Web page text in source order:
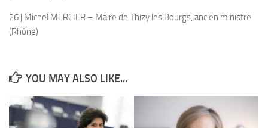
26 | Michel MERCIER – Maire de Thizy les Bourgs, ancien ministre
(Rhône)
YOU MAY ALSO LIKE...